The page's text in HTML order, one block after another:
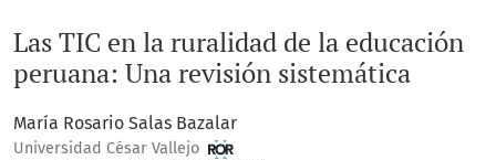
Las TIC en la ruralidad de la educación
peruana: Una revisión sistemática
María Rosario Salas Bazalar
Universidad César Vallejo